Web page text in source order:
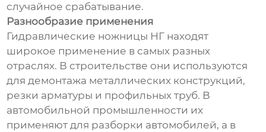
случайное срабатывание.
Разнообразие применения
Гидравлические ножницы НГ находят
широкое применение в самых разных
отраслях. В строительстве они используются
для демонтажа металлических конструкций,
резки арматуры и профильных труб. В
автомобильной промышленности их
применяют для разборки автомобилей, а в